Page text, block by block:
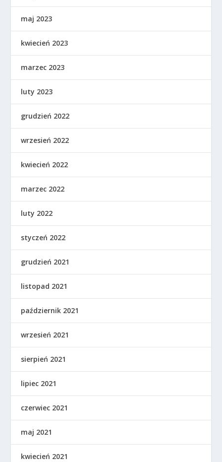
maj 2023
kwiecień 2023
marzec 2023
luty 2023
grudzień 2022
wrzesień 2022
kwiecień 2022
marzec 2022
luty 2022
styczeń 2022
grudzień 2021
listopad 2021
październik 2021
wrzesień 2021
sierpień 2021
lipiec 2021
czerwiec 2021
maj 2021
kwiecień 2021